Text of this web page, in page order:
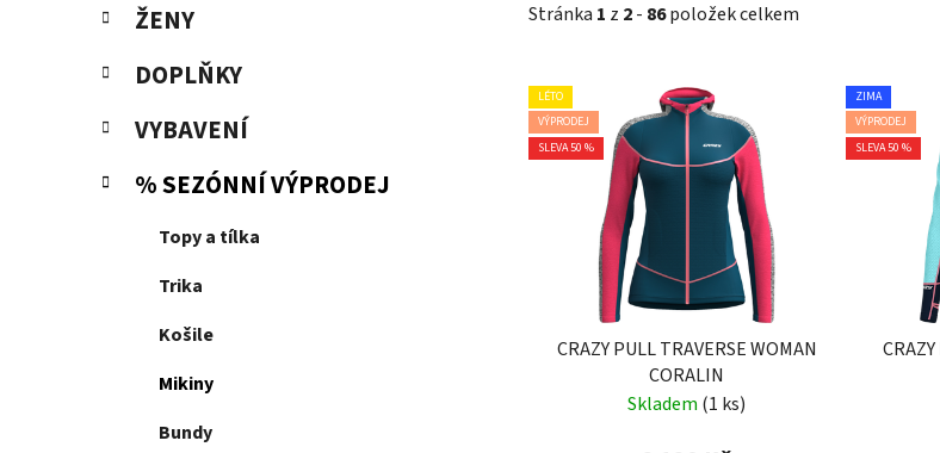
n
n
í
p
n
i
ŽENY
DOPLŇKY
VYBAVENÍ
% SEZÓNNÍ VÝPRODEJ
Topy a tílka
Trika
Košile
Mikiny
Bundy
Stránka 1 z 2- 86položek celkem
V
ý
p
LÉTO
VÝPRODEJ
SLEVA 50 %
CRAZY PULL TRAVERSE WOMAN
CORALIN
Skladem (1 ks)
ZIMA
VÝPRODEJ
SLEVA 50 %